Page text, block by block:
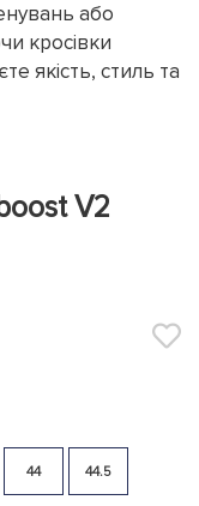
або
кросівки
якість, стиль та
V2
44 44.5